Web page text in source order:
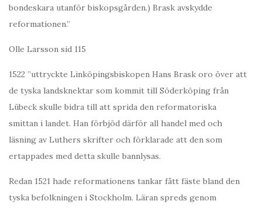
bondeskara utanför biskopsgården.) Brask avskydde
reformationen.”
Olle Larsson sid 115
1522 ”uttryckte Linköpingsbiskopen Hans Brask oro över att
de tyska landsknektar som kommit till Söderköping från
Lübeck skulle bidra till att sprida den reformatoriska
smittan i landet. Han förbjöd därför all handel med och
läsning av Luthers skrifter och förklarade att den som
ertappades med detta skulle bannlysas.
Redan 1521 hade reformationens tankar fått fäste bland den
tyska befolkningen i Stockholm. Läran spreds genom